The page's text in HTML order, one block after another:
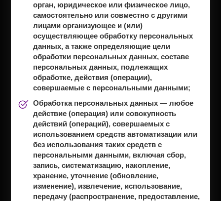
орган, юридическое или физическое лицо,
самостоятельно или совместно с другими
лицами организующее и (или)
осуществляющее обработку персональных
данных, а также определяющие цели
обработки персональных данных, составе
персональных данных, подлежащих
обработке, действия (операции),
совершаемые с персональными данными;
Обработка персональных данных — любое
действие (операция) или совокупность
действий (операций), совершаемых с
использованием средств автоматизации или
без использования таких средств с
персональными данными, включая сбор,
запись, систематизацию, накопление,
хранение, уточнение (обновление,
изменение), извлечение, использование,
передачу (распространение, предоставление,